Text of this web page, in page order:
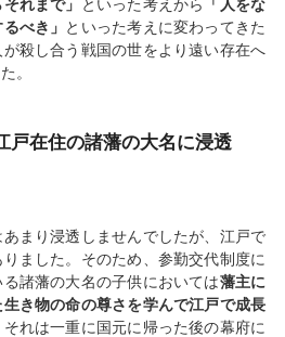
れまで」 といった考えから 「人をな
べき」 といった考えに変わってきた
殺し合う戦国の世をより遠い存在へ
。
戸在住の諸藩の大名に浸透
まり浸透しませんでしたが、江戸で
ました。そのため、参勤交代制度に
諸藩の大名の子供においては藩主に
き物の命の尊さを学んで江戸で成長
れは一重に国元に帰った後の幕府に